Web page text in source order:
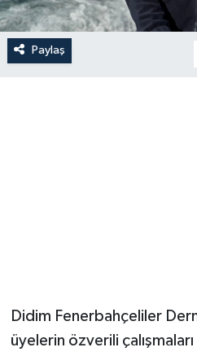
Paylaş
Didim Fenerbahçeliler
üyelerin özverili